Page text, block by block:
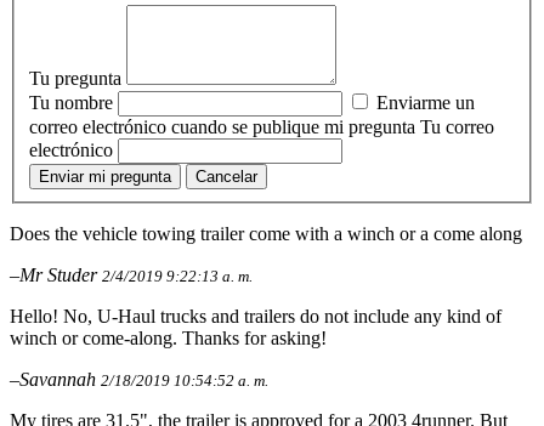
Tu pregunta
Tu nombre
Enviarme un
correo electrónico cuando se publique mi pregunta Tu correo
electrónico
Enviar mi pregunta Cancelar
Does the vehicle towing trailer come with a winch or a come along
–Mr Studer 2/4/2019 9:22:13 a. m.
Hello! No, U-Haul trucks and trailers do not include any kind of
winch or come-along. Thanks for asking!
–Savannah 2/18/2019 10:54:52 a. m.
My tires are 31.5", the trailer is approved for a 2003 4runner. But